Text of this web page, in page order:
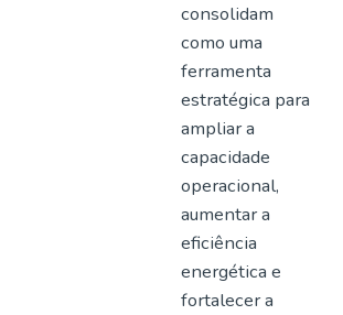
consolidam
como uma
ferramenta
estratégica para
ampliar a
capacidade
operacional,
aumentar a
eficiência
energética e
fortalecer a